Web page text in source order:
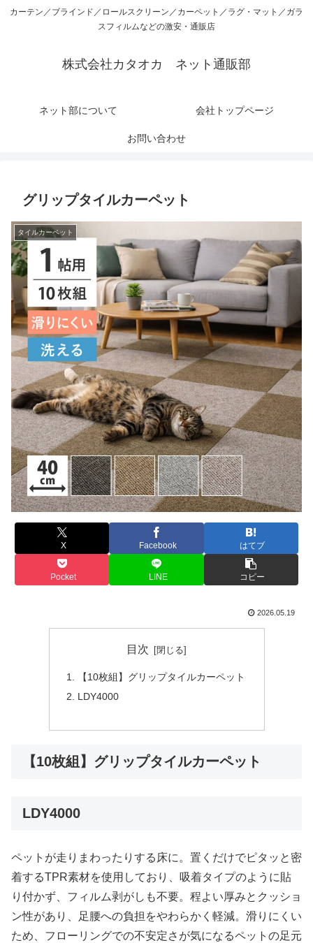
カーテン／ブラインド／ロールスクリーン／カーペット／ラグ・マット／ガラ
スフィルムなどの激安・通販店
株式会社カタオカ ネット通販部
ネット部について 会社トップページ
お問い合わせ
グリップタイルカーペット
タイルカーペット
X Facebook はてブ
Pocket LINE コピー
2026.05.19
目次
【10枚組】グリップタイルカーペット
LDY4000
【10枚組】グリップタイルカーペット
LDY4000
ペットが走りまわったりする床に。置くだけでピタッと密
着するTPR素材を使用しており、吸着タイプのように貼
り付かず、フィルム剥がしも不要。程よい厚みとクッショ
ン性があり、足腰への負担をやわらかく軽減。滑りにくい
ため、フローリングでの不安定さが気になるペットの足元